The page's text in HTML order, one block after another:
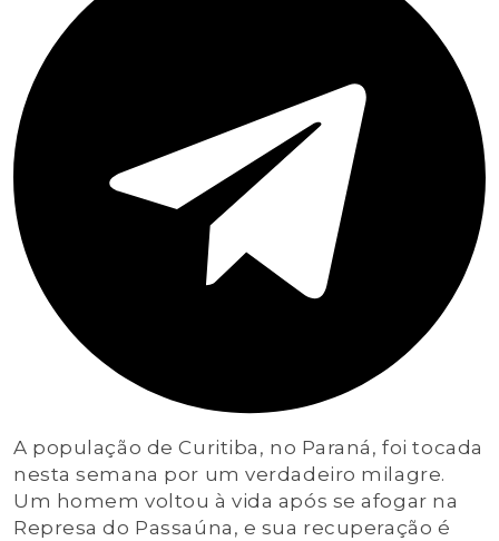
A população de Curitiba, no Paraná, foi tocada
nesta semana por um verdadeiro milagre.
Um homem voltou à vida após se afogar na
Represa do Passaúna, e sua recuperação é